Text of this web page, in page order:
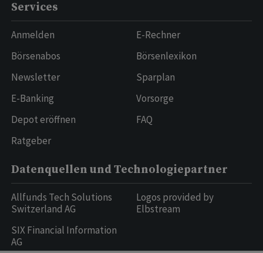
Services
Anmelden
Börsenabos
Newsletter
E-Banking
Depot eröffnen
Ratgeber
E-Rechner
Börsenlexikon
Sparplan
Vorsorge
FAQ
Datenquellen und Technologiepartner
Allfunds Tech Solutions
Switzerland AG
SIX Financial Information
AG
Logos provided by
Elbstream